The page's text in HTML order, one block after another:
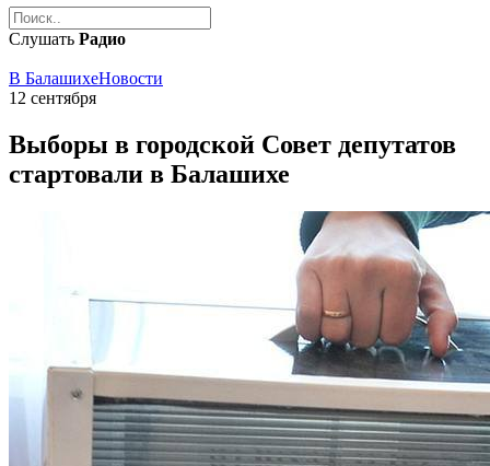
Слушать Радио
В БалашихеНовости
12 сентября
Выборы в городской Совет депутатов
стартовали в Балашихе